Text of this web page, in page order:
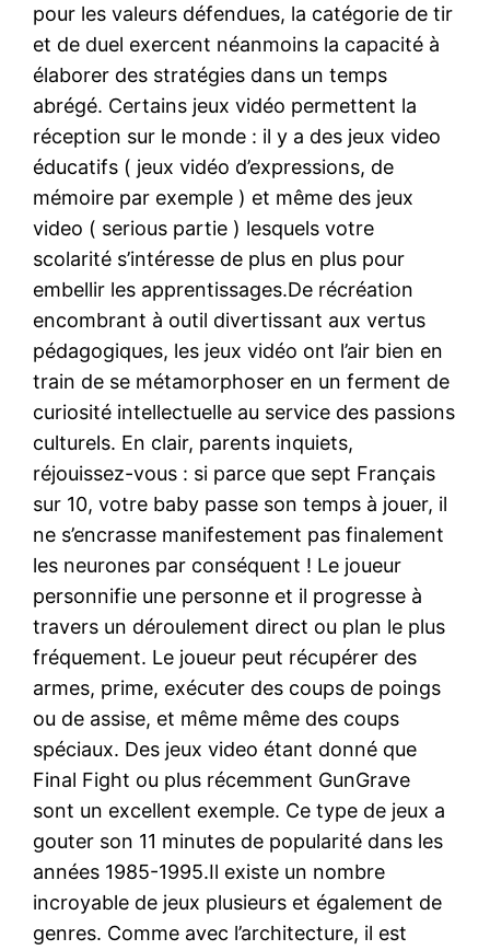
pour les valeurs défendues, la catégorie de tir
et de duel exercent néanmoins la capacité à
élaborer des stratégies dans un temps
abrégé. Certains jeux vidéo permettent la
réception sur le monde : il y a des jeux video
éducatifs ( jeux vidéo d’expressions, de
mémoire par exemple ) et même des jeux
video ( serious partie ) lesquels votre
scolarité s’intéresse de plus en plus pour
embellir les apprentissages.De récréation
encombrant à outil divertissant aux vertus
pédagogiques, les jeux vidéo ont l’air bien en
train de se métamorphoser en un ferment de
curiosité intellectuelle au service des passions
culturels. En clair, parents inquiets,
réjouissez-vous : si parce que sept Français
sur 10, votre baby passe son temps à jouer, il
ne s’encrasse manifestement pas finalement
les neurones par conséquent ! Le joueur
personnifie une personne et il progresse à
travers un déroulement direct ou plan le plus
fréquement. Le joueur peut récupérer des
armes, prime, exécuter des coups de poings
ou de assise, et même même des coups
spéciaux. Des jeux video étant donné que
Final Fight ou plus récemment GunGrave
sont un excellent exemple. Ce type de jeux a
gouter son 11 minutes de popularité dans les
années 1985-1995.Il existe un nombre
incroyable de jeux plusieurs et également de
genres. Comme avec l’architecture, il est